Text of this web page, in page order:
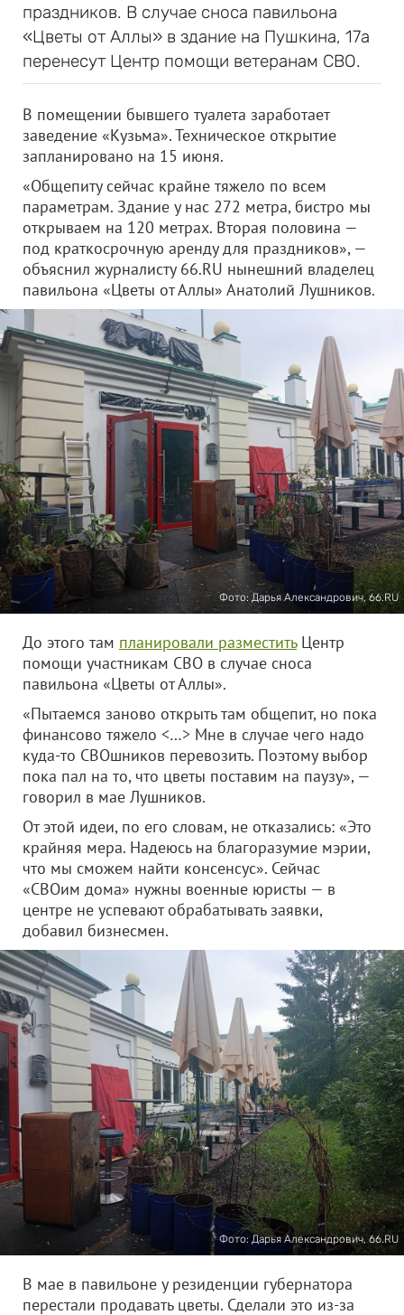
праздников. В случае сноса павильона
«Цветы от Аллы» в здание на Пушкина, 17а
перенесут Центр помощи ветеранам СВО.
В помещении бывшего туалета заработает
заведение «Кузьма». Техническое открытие
запланировано на 15 июня.
«Общепиту сейчас крайне тяжело по всем
параметрам. Здание у нас 272 метра, бистро мы
открываем на 120 метрах. Вторая половина —
под краткосрочную аренду для праздников», —
объяснил журналисту 66.RU нынешний владелец
павильона «Цветы от Аллы» Анатолий Лушников.
Фото: Дарья Александрович, 66.RU
До этого там планировали разместитьЦентр
помощи участникам СВО в случае сноса
павильона «Цветы от Аллы».
«Пытаемся заново открыть там общепит, но пока
финансово тяжело <…> Мне в случае чего надо
куда-то СВОшников перевозить. Поэтому выбор
пока пал на то, что цветы поставим на паузу», —
говорил в мае Лушников.
От этой идеи, по его словам, не отказались: «Это
крайняя мера. Надеюсь на благоразумие мэрии,
что мы сможем найти консенсус». Сейчас
«СВОим дома» нужны военные юристы — в
центре не успевают обрабатывать заявки,
добавил бизнесмен.
Фото: Дарья Александрович, 66.RU
В мае в павильоне у резиденции губернатора
перестали продавать цветы. Сделали это из-за